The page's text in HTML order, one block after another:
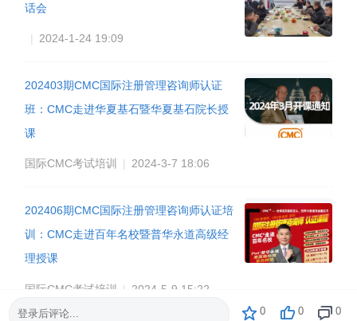
话会
| 2024-1-24 19:09
202403期CMC国际注册管理咨询师认证
班：CMC走进华夏基石暨华夏基石院长授
课
国际CMC考试培训 | 2024-3-7 18:06
202406期CMC国际注册管理咨询师认证培
训：CMC走进百年名校暨普华永道高级经
理授课
国际CMC考试培训 | 2024-5-9 15:22
登录后评论... 0 0 0